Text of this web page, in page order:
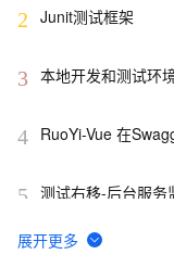
2 Junit测试框架
3 本地开发和测试环
4 RuoYi-Vue 在
5 测试右移-后台服务
6
【实测】django测